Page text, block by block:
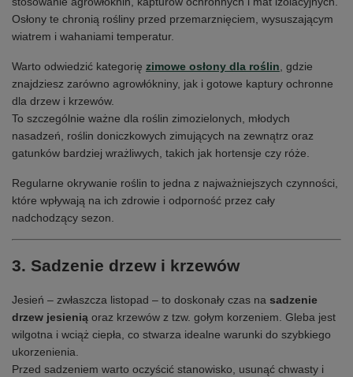
Osłony te chronią rośliny przed przemarznięciem, wysuszającym
wiatrem i wahaniami temperatur.
Warto odwiedzić kategorię zimowe osłony dla roślin , gdzie
znajdziesz zarówno agrowłókniny, jak i gotowe kaptury ochronne
dla drzew i krzewów.
To szczególnie ważne dla roślin zimozielonych, młodych
nasadzeń, roślin doniczkowych zimujących na zewnątrz oraz
gatunków bardziej wrażliwych, takich jak hortensje czy róże.
Regularne okrywanie roślin to jedna z najważniejszych czynności,
które wpływają na ich zdrowie i odporność przez cały
nadchodzący sezon.
3. Sadzenie drzew i krzewów
Jesień – zwłaszcza listopad – to doskonały czas na sadzenie
drzew jesienią oraz krzewów z tzw. gołym korzeniem. Gleba jest
wilgotna i wciąż ciepła, co stwarza idealne warunki do szybkiego
ukorzenienia.
Przed sadzeniem warto oczyścić stanowisko, usunąć chwasty i